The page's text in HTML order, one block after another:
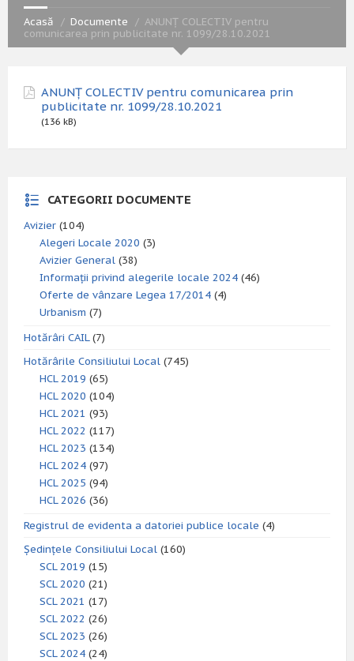
Acasă Documente
ANUNȚ COLECTIV pentru
comunicarea prin publicitate nr. 1099/28.10.2021
ANUNȚ COLECTIV pentru comunicarea prin
publicitate nr. 1099/28.10.2021
(136 kB)
CATEGORII DOCUMENTE
Avizier (104)
Alegeri Locale 2020 (3)
Avizier General (38)
Informații privind alegerile locale 2024 (46)
Oferte de vânzare Legea 17/2014 (4)
Urbanism (7)
Hotărâri CAIL(7)
Hotărârile Consiliului Local (745)
HCL 2019 (65)
HCL 2020 (104)
HCL 2021 (93)
HCL 2022 (117)
HCL 2023 (134)
HCL 2024 (97)
HCL 2025 (94)
HCL 2026 (36)
Registrul de evidenta a datoriei publice locale (4)
Ședințele Consiliului Local (160)
SCL 2019 (15)
SCL 2020 (21)
SCL 2021 (17)
SCL 2022 (26)
SCL 2023 (26)
SCL 2024 (24)